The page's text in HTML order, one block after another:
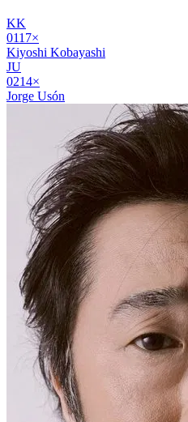
KK
0117×
Kiyoshi Kobayashi
JU
0214×
Jorge Usón